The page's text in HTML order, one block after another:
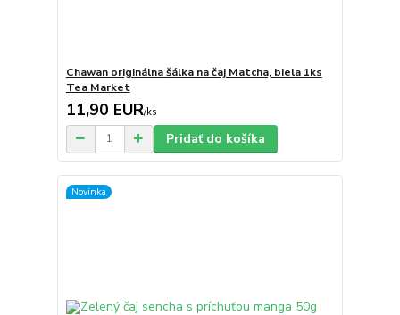
Chawan originálna šálka na čaj Matcha, biela 1ks
Tea Market
11,90 EUR/ks
Pridať do košíka
Novinka